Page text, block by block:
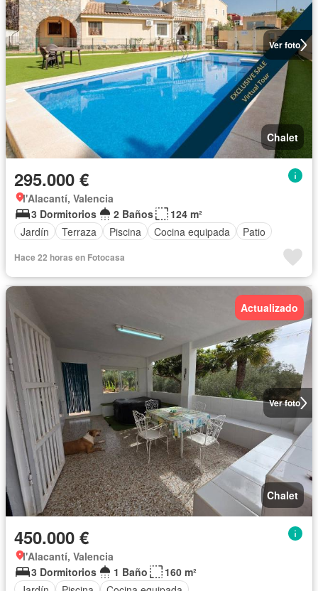
Ver foto
Chalet
295.000 €
l'Alacantí, Valencia
3 Dormitorios
2 Baños
124 m²
Jardín
Terraza Piscina Cocina equipada Patio
Hace 22 horas en Fotocasa
Ver foto
Actualizado
Chalet
450.000 €
l'Alacantí, Valencia
3 Dormitorios
1 Baño
160 m²